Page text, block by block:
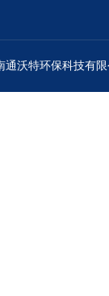
通沃特环保科技有